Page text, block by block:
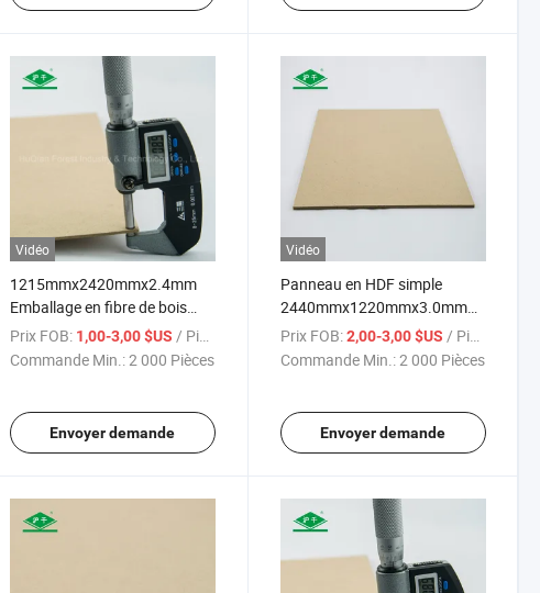
Vidéo
1215mmx2420mmx2.4mm
Emballage en fibre de bois
HDF brut
Prix FOB: 1,00-3,00 $US / Pièce
Commande Min.:2 000 Pièces
Envoyer demande
Vidéo
Panneau en HDF simple
2440mmx1220mmx3.0mm
E2
Prix FOB: 2,00-3,00 $US / Pièce
Commande Min.:2 000 Pièces
Envoyer demande